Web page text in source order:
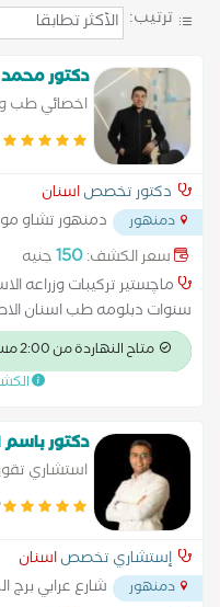
ترتيب:
دكتور
اخصائي طب
التركيبات
دكتور تخصصاسنان
دمنهور دمنهور تشاو
سعر الكشف:150جنيه
سنوات ف مجال طب الاسنان
متاح النهاردة من 2:00 مساءً
دكتور
استشاري
إستشاري تخصصاسنان
دمنهور شارع عرابي برج